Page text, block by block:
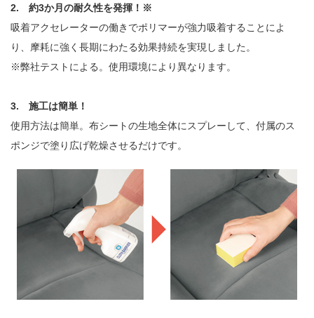
2. 約3か月の耐久性を発揮！※
吸着アクセレーターの働きでポリマーが強力吸着することによ
り、摩耗に強く長期にわたる効果持続を実現しました。
※弊社テストによる。使用環境により異なります。
3. 施工は簡単！
使用方法は簡単。布シートの生地全体にスプレーして、付属のス
ポンジで塗り広げ乾燥させるだけです。